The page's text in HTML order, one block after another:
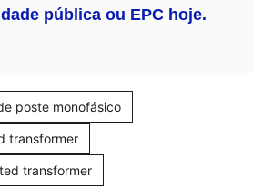
pública ou EPC hoje.
poste monofásico
transformer
transformer